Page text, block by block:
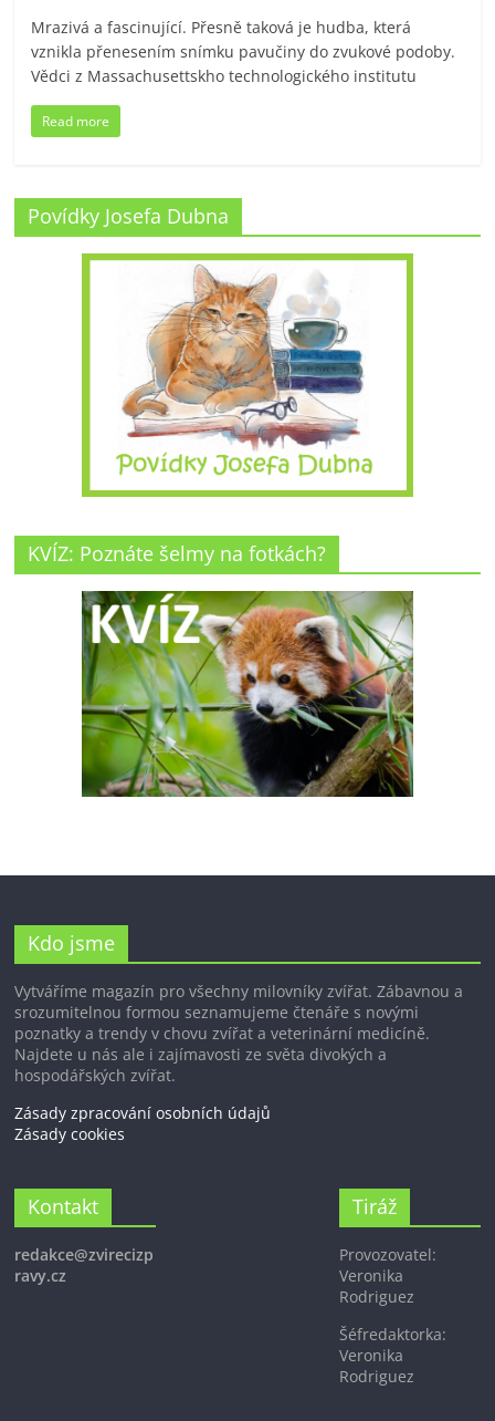
Mrazivá a fascinující. Přesně taková je hudba, která
vznikla přenesením snímku pavučiny do zvukové podoby.
Vědci z Massachusettskho technologického institutu
Read more
Povídky Josefa Dubna
KVÍZ: Poznáte šelmy na fotkách?
Kdo jsme
Vytváříme magazín pro všechny milovníky zvířat. Zábavnou a
srozumitelnou formou seznamujeme čtenáře s novými
poznatky a trendy v chovu zvířat a veterinární medicíně.
Najdete u nás ale i zajímavosti ze světa divokých a
hospodářských zvířat.
Zásady zpracování osobních údajů
Zásady cookies
Kontakt
redakce@zvirecizp
ravy.cz
Tiráž
Provozovatel:
Veronika
Rodriguez
Šéfredaktorka:
Veronika
Rodriguez